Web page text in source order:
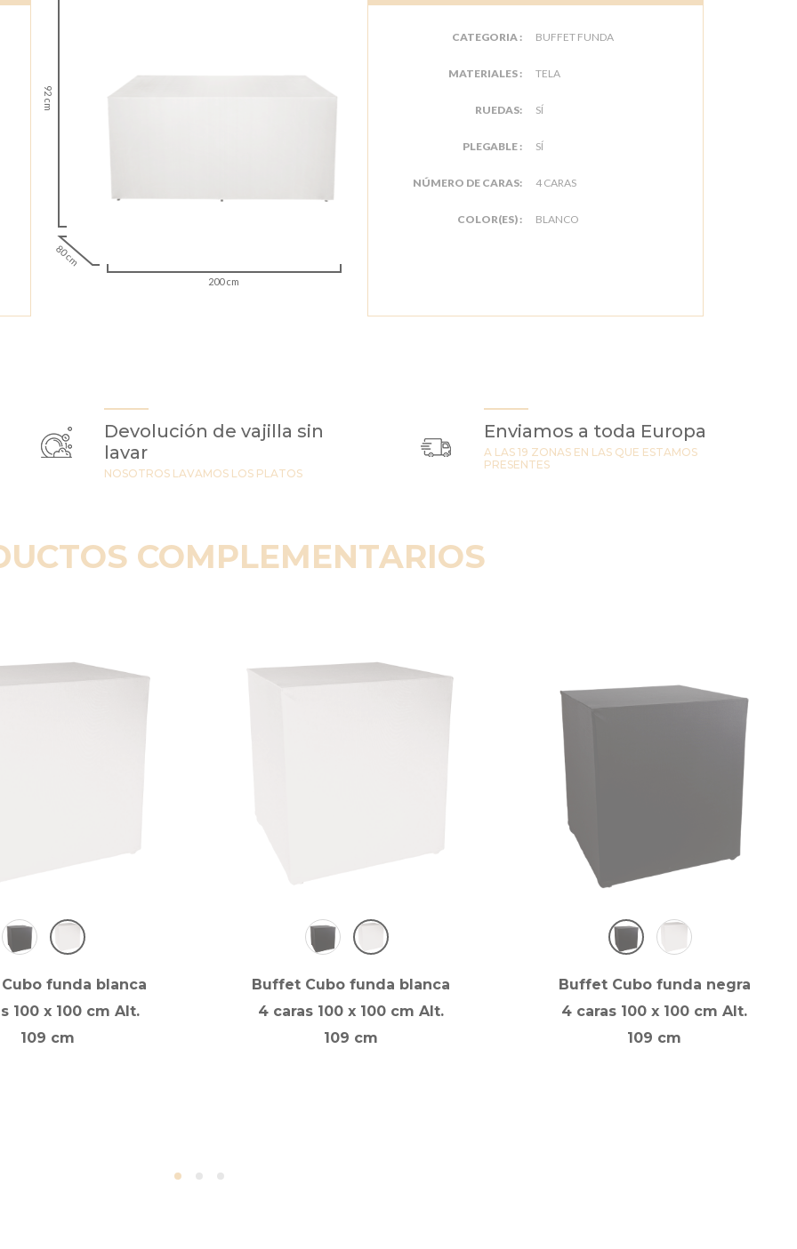
92 cm
80 cm
200 cm
CATEGORIA : BUFFET FUNDA
MATERIALES : TELA
RUEDAS: SÍ
PLEGABLE : SÍ
NÚMERO DE CARAS: 4 CARAS
COLOR(ES) : BLANCO
Devolución de vajilla sin
lavar
NOSOTROS LAVAMOS LOS PLATOS
Enviamos a toda Europa
A LAS 19 ZONAS EN LAS QUE ESTAMOS
PRESENTES
COMPLEMENTARIOS
funda blanca
100 x 100 cm Alt.
109 cm
Buffet Cubo funda blanca
4 caras 100 x 100 cm Alt.
109 cm
Buffet Cubo funda negra
4 caras 100 x 100 cm Alt.
109 cm